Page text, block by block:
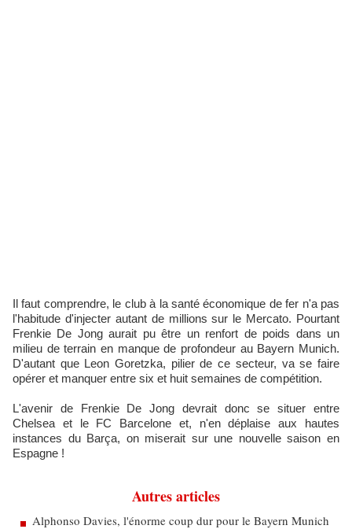
Il faut comprendre, le club à la santé économique de fer n'a pas
l'habitude d'injecter autant de millions sur le Mercato. Pourtant
Frenkie De Jong aurait pu être un renfort de poids dans un
milieu de terrain en manque de profondeur au Bayern Munich.
D'autant que Leon Goretzka, pilier de ce secteur, va se faire
opérer et manquer entre six et huit semaines de compétition.
L'avenir de Frenkie De Jong devrait donc se situer entre
Chelsea et le FC Barcelone et, n'en déplaise aux hautes
instances du Barça, on miserait sur une nouvelle saison en
Espagne !
Autres articles
Alphonso Davies, l'énorme coup dur pour le Bayern Munich